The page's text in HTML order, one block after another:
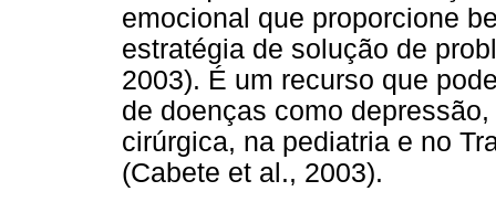
emocional que proporcione
estratégia de solução de
2003). É um recurso que
de doenças como
cirúrgica, na pediatria e no
(Cabete et al., 2003).